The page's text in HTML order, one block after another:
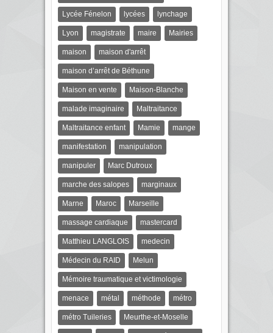
Lycée Fénelon lycées lynchage
Lyon magistrate maire Mairies
maison maison d'arrêt
maison d’arrêt de Béthune
Maison en vente Maison-Blanche
malade imaginaire Maltraitance
Maltraitance enfant Mamie mange
manifestation manipulation
manipuler Marc Dutroux
marche des salopes marginaux
Marne Maroc Marseille
massage cardiaque mastercard
Matthieu LANGLOIS medecin
Médecin du RAID Melun
Mémoire traumatique et victimologie
menace métal méthode métro
métro Tuileries Meurthe-et-Moselle